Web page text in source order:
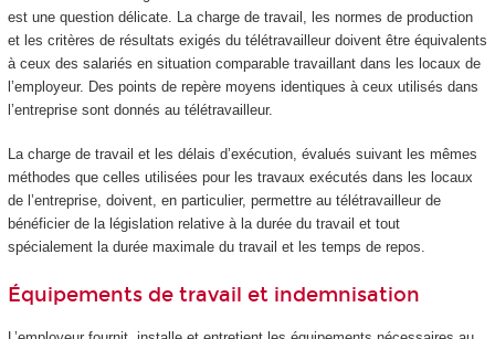
est une question délicate. La charge de travail, les normes de production
et les critères de résultats exigés du télétravailleur doivent être équivalents
à ceux des salariés en situation comparable travaillant dans les locaux de
l’employeur. Des points de repère moyens identiques à ceux utilisés dans
l’entreprise sont donnés au télétravailleur.
La charge de travail et les délais d’exécution, évalués suivant les mêmes
méthodes que celles utilisées pour les travaux exécutés dans les locaux
de l’entreprise, doivent, en particulier, permettre au télétravailleur de
bénéficier de la législation relative à la durée du travail et tout
spécialement la durée maximale du travail et les temps de repos.
Équipements de travail et indemnisation